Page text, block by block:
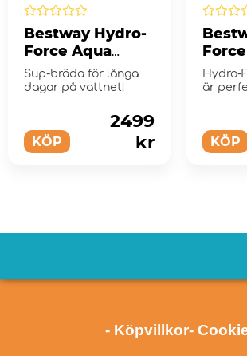
Bestway Hydro-
Force Aqua
Glider Sup-
Bräda
Sup-bräda för långa
dagar på vattnet!
KÖP
2499
kr
Kajak
Hydro-
är
KÖP
- Köpvillkor-